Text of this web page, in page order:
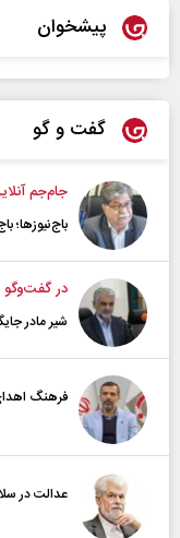
پیشخوان
گفت و گو
جام‌جم
باج‌نیوزها؛
در گفت‌و‌گو
شیر مادر
فرهنگ
عدالت در